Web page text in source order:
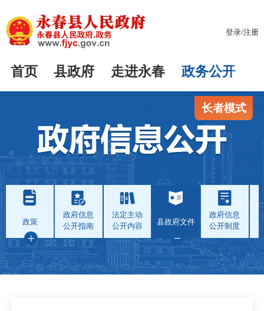
登录/注册
首页 县政府 走进永春 政务公开
长者模式
政策
政府信息
公开指南
法定主动
公开内容
县政府文件
政府信息
公开制度